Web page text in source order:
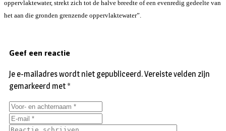
oppervlaktewater, strekt zich tot de halve breedte of een evenredig gedeelte van
het aan die gronden grenzende oppervlaktewater”.
Geef een reactie
Je e-mailadres wordt niet gepubliceerd.Vereiste velden zijn
gemarkeerd met *